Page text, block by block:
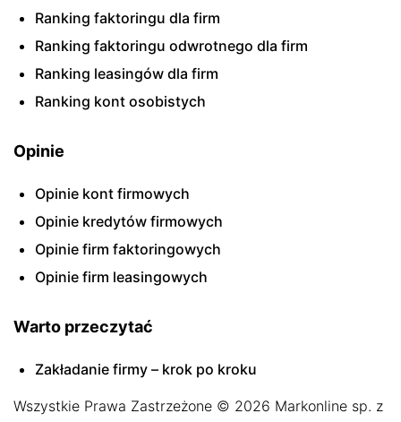
Ranking faktoringu dla firm
Ranking faktoringu odwrotnego dla firm
Ranking leasingów dla firm
Ranking kont osobistych
Opinie
Opinie kont firmowych
Opinie kredytów firmowych
Opinie firm faktoringowych
Opinie firm leasingowych
Warto przeczytać
Zakładanie firmy – krok po kroku
Wszystkie Prawa Zastrzeżone © 2026 Markonline sp. z